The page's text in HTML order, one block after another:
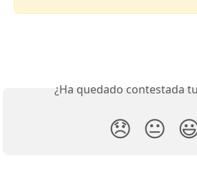
¿Ha quedado contestada
😞 😐